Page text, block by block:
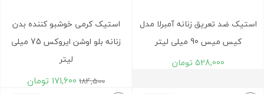
استیک ضد تعریق زنانه آمبرلا مدل
کیس میس 90 میلی لیتر
528,000 تومان
استیک کرمی خوشبو کننده بدن
زنانه بلو اوشن ایروکس 75 میلی
لیتر
184,500
171,600 تومان